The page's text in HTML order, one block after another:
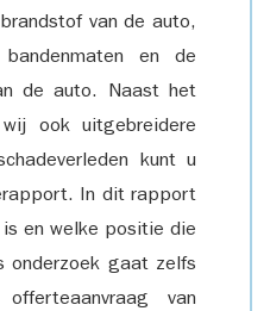
van de auto,
en de
de auto. Naast het
ook uitgebreidere
kunt u
In dit rapport
en welke positie die
onderzoek gaat zelfs
van